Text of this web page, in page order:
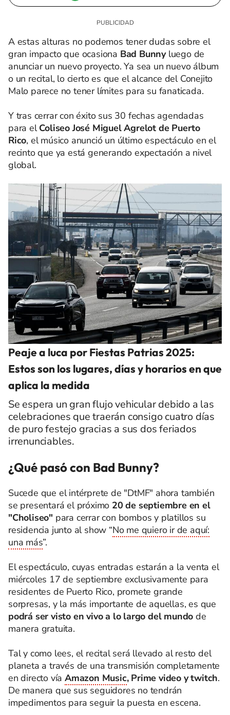
A estas alturas no podemos tener dudas sobre el
gran impacto que ocasiona Bad Bunnyluego de
anunciar un nuevo proyecto. Ya sea un nuevo álbum
o un recital, lo cierto es que el alcance del Conejito
Malo parece no tener límites para su fanaticada.
Y tras cerrar con éxito sus 30 fechas agendadas
para elColiseo José Miguel Agrelot de Puerto
Rico, el músico anunció un último espectáculo en el
recinto que ya está generando expectación a nivel
global.
Peaje a luca por Fiestas Patrias 2025:
Estos son los lugares, días y horarios en que
aplica la medida
Se espera un gran flujo vehicular debido a las
celebraciones que traerán consigo cuatro días
de puro festejo gracias a sus dos feriados
irrenunciables.
¿Qué pasó con Bad Bunny?
Sucede que el intérprete de "DtMF" ahora también
se presentará el próximo 20 de septiembre en el
"Choliseo" para cerrar con bombos y platillos su
residencia junto al show “No me quiero ir de aquí:
una más”.
El espectáculo, cuyas entradas estarán a la venta el
miércoles 17 de septiembre exclusivamente para
residentes de Puerto Rico, promete grande
sorpresas, y la más importante de aquellas, es que
podrá ser visto en vivo a lo largo del mundo de
manera gratuita.
Tal y como lees, el recital será llevado al resto del
planeta a través de una transmisión completamente
en directo víaAmazon Music, Prime video y twitch.
De manera que sus seguidores no tendrán
impedimentos para seguir la puesta en escena.